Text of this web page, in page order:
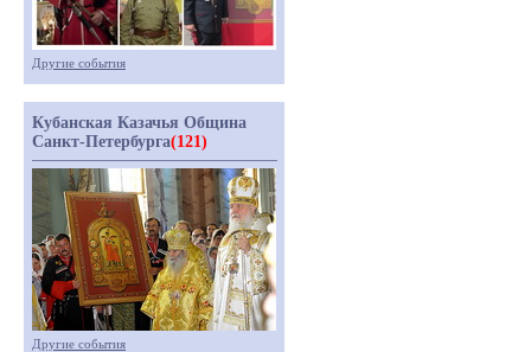
Другие события
Кубанская Казачья Община
Санкт-Петербурга(121)
Другие события